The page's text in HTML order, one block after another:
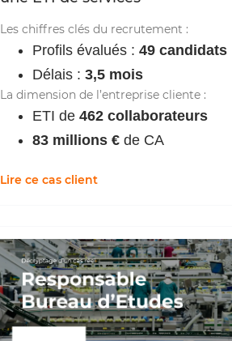
Les chiffres clés du recrutement :
Profils évalués : 49 candidats
Délais : 3,5 mois
La dimension de l’entreprise cliente :
ETI de 462 collaborateurs
83 millions €de CA
Lire ce cas client